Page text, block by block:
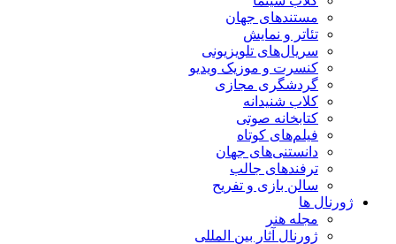
مستندهای جهان
تئاتر و نمایش
سریال‌های تلویزیونی
کنسرت و موزیک ویدیو
گردشگری مجازی
کلاب شنیدانه
کتابخانه صوتی
فیلم‌های کوتاه
دانستنی‌های جهان
ترفندهای جالب
سالن بازی و تفریح
ژورنال ها
مجله هنر
ژورنال آثار بین المللی